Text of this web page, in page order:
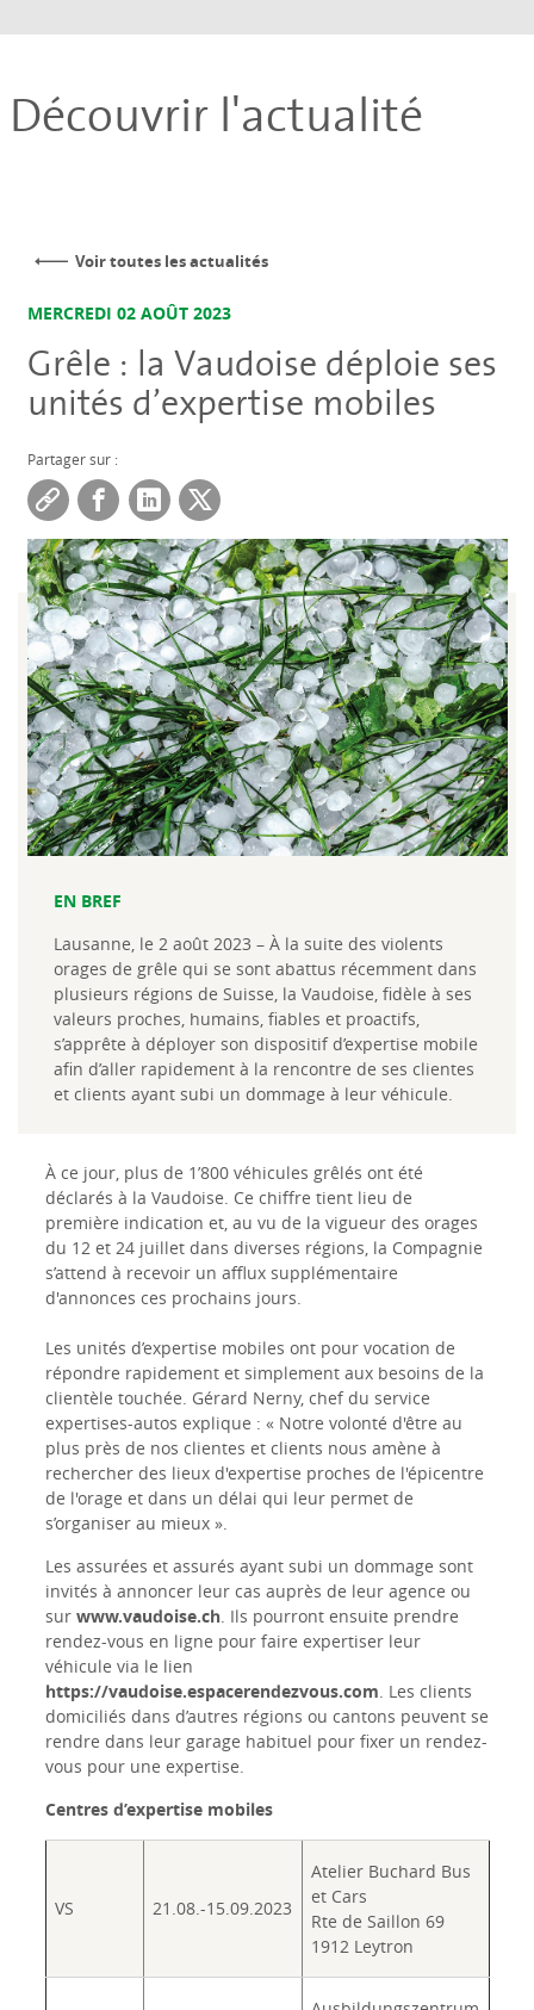
Découvrir l'actualité
Voir toutes les actualités
MERCREDI 02 AOÛT 2023
Grêle : la Vaudoise déploie ses
unités d’expertise mobiles
Partager sur :
EN BREF
Lausanne, le 2 août 2023 – À la suite des violents
orages de grêle qui se sont abattus récemment dans
plusieurs régions de Suisse, la Vaudoise, fidèle à ses
valeurs proches, humains, fiables et proactifs,
s’apprête à déployer son dispositif d’expertise mobile
afin d’aller rapidement à la rencontre de ses clientes
et clients ayant subi un dommage à leur véhicule.
À ce jour, plus de 1’800 véhicules grêlés ont été
déclarés à la Vaudoise. Ce chiffre tient lieu de
première indication et, au vu de la vigueur des orages
du 12 et 24 juillet dans diverses régions, la Compagnie
s’attend à recevoir un afflux supplémentaire
d'annonces ces prochains jours.
Les unités d’expertise mobiles ont pour vocation de
répondre rapidement et simplement aux besoins de la
clientèle touchée. Gérard Nerny, chef du service
expertises-autos explique : « Notre volonté d'être au
plus près de nos clientes et clients nous amène à
rechercher des lieux d'expertise proches de l'épicentre
de l'orage et dans un délai qui leur permet de
s’organiser au mieux ».
Les assurées et assurés ayant subi un dommage sont
invités à annoncer leur cas auprès de leur agence ou
sur www.vaudoise.ch. Ils pourront ensuite prendre
rendez-vous en ligne pour faire expertiser leur
véhicule via le lien
https://vaudoise.espacerendezvous.com. Les clients
domiciliés dans d’autres régions ou cantons peuvent se
rendre dans leur garage habituel pour fixer un rendez-
vous pour une expertise.
Centres d’expertise mobiles
VS 21.08.-15.09.2023
Atelier Buchard Bus
et Cars
Rte de Saillon 69
1912 Leytron